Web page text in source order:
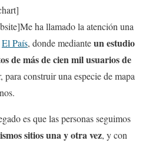
ha llamado la atención una
El País, donde medianteun estudio
de más de cien mil usuarios de
para construir una especie de mapa
es que las personas seguimos
sitios una y otra vez, y con